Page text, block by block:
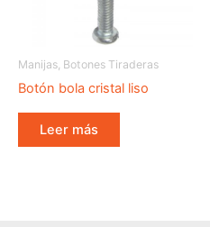
Manijas, Botones Tiraderas
Botón bola cristal liso
Leer más